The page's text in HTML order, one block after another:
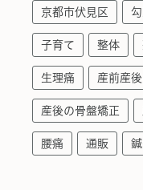
京都市伏見区
子育て 整体
生理痛 産前産
産後の骨盤矯正
腰痛 通販